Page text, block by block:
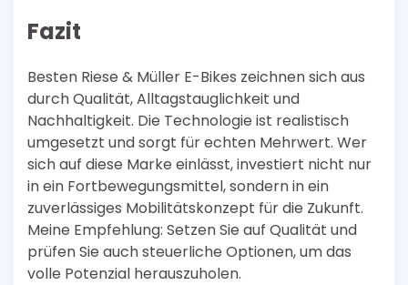
Fazit
Besten Riese & Müller E-Bikes zeichnen sich aus
durch Qualität, Alltagstauglichkeit und
Nachhaltigkeit. Die Technologie ist realistisch
umgesetzt und sorgt für echten Mehrwert. Wer
sich auf diese Marke einlässt, investiert nicht nur
in ein Fortbewegungsmittel, sondern in ein
zuverlässiges Mobilitätskonzept für die Zukunft.
Meine Empfehlung: Setzen Sie auf Qualität und
prüfen Sie auch steuerliche Optionen, um das
volle Potenzial herauszuholen.